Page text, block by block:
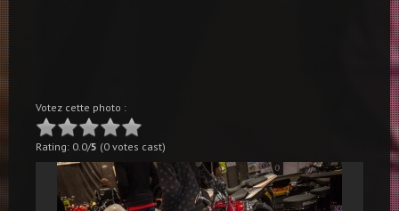
Votez cette photo :
Rating: 0.0/5 (0 votes cast)